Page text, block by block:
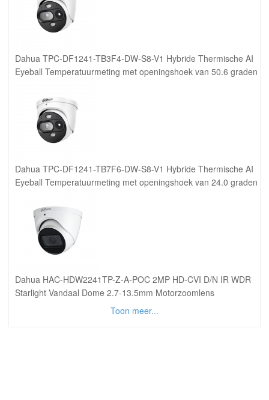
Dahua TPC-DF1241-TB3F4-DW-S8-V1 Hybride Thermische AI
Eyeball Temperatuurmeting met openingshoek van 50.6 graden
Dahua TPC-DF1241-TB7F6-DW-S8-V1 Hybride Thermische AI
Eyeball Temperatuurmeting met openingshoek van 24.0 graden
Dahua HAC-HDW2241TP-Z-A-POC 2MP HD-CVI D/N IR WDR
Starlight Vandaal Dome 2.7-13.5mm Motorzoomlens
Toon meer...